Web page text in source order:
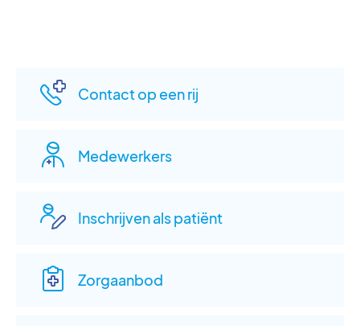
Contact op een rij
Medewerkers
Inschrijven als patiënt
Zorgaanbod